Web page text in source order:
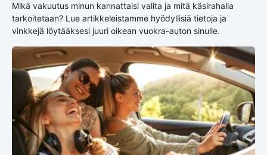
Mikä vakuutus minun kannattaisi valita ja mitä käsirahalla
tarkoitetaan? Lue artikkeleistamme hyödyllisiä tietoja ja
vinkkejä löytääksesi juuri oikean vuokra-auton sinulle.